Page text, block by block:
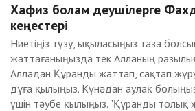
Хафиз болам деушілерге
кеңестері
Ниетіңіз түзу, ықыласыңыз таза
жаттағаныңызда тек Алланың
Алладан Құранды жаттап, сақтап
дұға қылыңыз. Күнәдан аулақ
үшін тәубе қылыңыз. "Құранды толық